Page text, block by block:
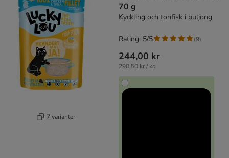
7 varianter
70 g
Kyckling och tonfisk i buljong
244,00 kr
290,50 kr / kg
Rating: 5/5 (9)